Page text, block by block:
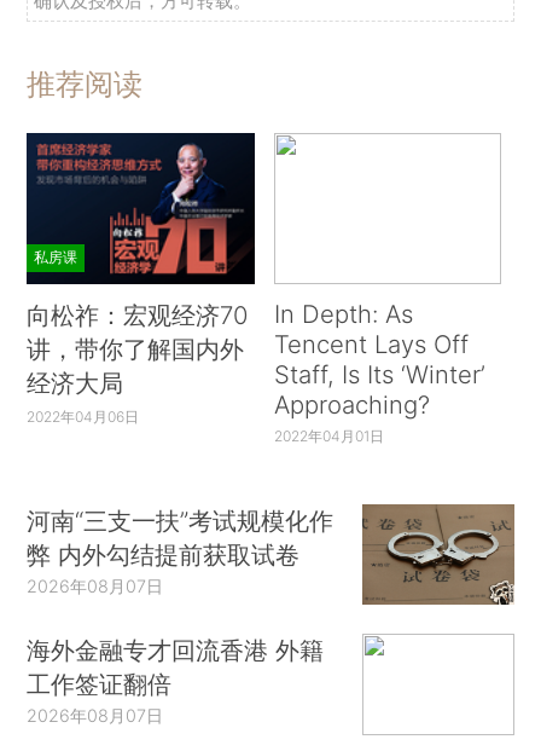
推荐阅读
私房课
向松祚：宏观经济70
讲，带你了解国内外
经济大局
2022年04月06日
In Depth: As
Tencent Lays Off
Staff, Is Its ‘Winter’
Approaching?
2022年04月01日
河南“三支一扶”考试规模化作
弊 内外勾结提前获取试卷
2026年08月07日
海外金融专才回流香港 外籍
工作签证翻倍
2026年08月07日